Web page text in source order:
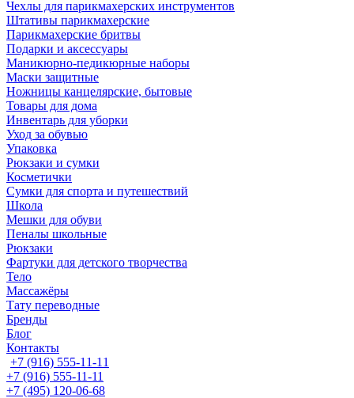
Чехлы для парикмахерских инструментов
Штативы парикмахерские
Парикмахерские бритвы
Подарки и аксессуары
Маникюрно-педикюрные наборы
Маски защитные
Ножницы канцелярские, бытовые
Товары для дома
Инвентарь для уборки
Уход за обувью
Упаковка
Рюкзаки и сумки
Косметички
Сумки для спорта и путешествий
Школа
Мешки для обуви
Пеналы школьные
Рюкзаки
Фартуки для детского творчества
Тело
Массажёры
Тату переводные
Бренды
Блог
Контакты
+7 (916) 555-11-11
+7 (916) 555-11-11
+7 (495) 120-06-68